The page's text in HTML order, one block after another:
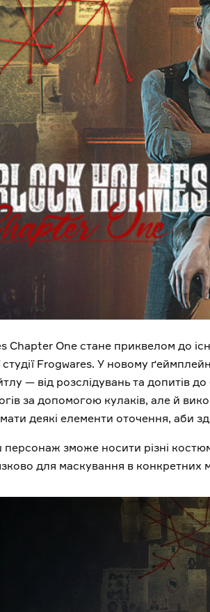
Chapter One стане приквелом до
студії Frogwares. У новому
— від розслідувань та допитів
за допомогою кулаків, але й
деякі елементи оточення, аби
персонаж зможе носити різні
для маскування в конкретних